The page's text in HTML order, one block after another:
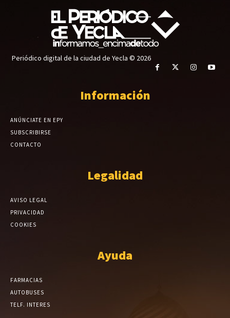
Periódico digital de la ciudad de Yecla © 2026
Información
ANÚNCIATE EN EPY
SUBSCRIBIRSE
CONTACTO
Legalidad
AVISO LEGAL
PRIVACIDAD
COOKIES
Ayuda
FARMACIAS
AUTOBUSES
TELF. INTERES